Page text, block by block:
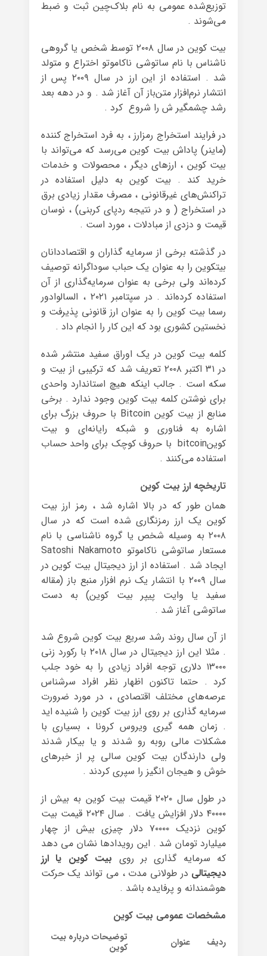
توزیع‌شده عمومی به نام بلاک‌چین ثبت و ضبط
می‌شوند .
بیت کوین در سال ۲۰۰۸ توسط شخص یا گروهی
ناشناس با نام ساتوشی ناکاموتو اختراع و متولد
شد . استفاده از این ارز در سال ۲۰۰۹ پس از
انتشار نرم‌افزار متن‌باز آن آغاز شد . و در دهه بعد
رشد چشمگیر ش را شروع کرد .
در فرایند استخراج رمزارز ، به فرد استخراج کننده
(ماینر) پاداش بیت کوین می‌رسد که می‌تواند با
بیت کوین ، ارزهای دیگر ، محصولات و خدمات
خرید کند . بیت کوین به دلیل استفاده در
تراکنش‌های غیرقانونی ، مصرف مقدار زیادی برق
در استخراج ( و در نتیجه ردپای کربنی) ، نوسان
قیمت و دزدی از مبادلات ، مورد ‌است .
در گذشته برخی از سرمایه گذاران و اقتصاددانان
بیتکوین را به عنوان یک حباب سوداگرانه توصیف
کرده‌اند ولی برخی به عنوان سرمایه‌گذاری از آن
استفاده کرده‌اند . در سپتامبر ۲۰۲۱ ، السالوادور
رسما بیت کوین را به عنوان ارز قانونی پذیرفت و
نخستین کشوری بود که این کار را انجام داد .
کلمه بیت کوین در یک اوراق سفید منتشر شده
در ۳۱ اکتبر ۲۰۰۸ تعریف شد که ترکیبی از بیت و
سکه است . جالب اینکه هیچ استاندارد واحدی
برای نوشتن کلمه بیت کوین وجود ندارد . برخی
منابع از بیت کوین Bitcoin با حروف بزرگ برای
اشاره به فناوری و شبکه رایانه‌ای و بیت
کوینbitcoin با حروف کوچک برای واحد حساب
استفاده می‌کنند .
تاریخچه ارز بیت کوین
همان طور که در بالا اشاره شد ، رمز ارز بیت
کوین یک ارز رمزنگاری شده است که در سال
۲۰۰۸ به وسیله شخص یا گروه ناشناسی با نام
مستعار ساتوشی ناکاموتو Satoshi Nakamoto
ایجاد شد . استفاده از ارز دیجیتال بیت کوین در
سال ۲۰۰۹ با انتشار یک نرم‌ افزار منبع باز (مقاله
سفید یا وایت پیپر بیت کوین) به دست
ساتوشی آغاز شد .
از آن سال روند رشد سریع بیت کوین شروع شد
. مثلا این ارز دیجیتال در سال ۲۰۱۸ با رکورد زنی
۱۳۰۰۰ دلاری توجه افراد زیادی را به خود جلب
کرد . حتما تاکنون اظهار نظر افراد سرشناس
عرصه‌های مختلف اقتصادی ، در مورد ضرورت
سرمایه ‌گذاری بر روی ارز بیت کوین را شنیده ‌اید
. زمان همه گیری ویروس کرونا ، بسیاری با
مشکلات مالی روبه رو شدند و یا بیکار شدند
ولی دارندگان بیت کوین سالی پر از خبرهای
خوش و هیجان ‌انگیز را سپری کردند .
در طول سال ۲۰۲۰ قیمت بیت کوین به بیش از
۴۰۰۰۰ دلار افزایش یافت . سال ۲۰۲۴ قیمت بیت
کوین نزدیک ۷۰۰۰۰ دلار چیزی بیش از چهار
میلیارد تومان شد . این رویدادها نشان می ‌دهد
که سرمایه ‌گذاری بر روی بیت کوین یا ارز
دیجیتالی در طولانی مدت ، می ‌تواند یک حرکت
هوشمندانه و پرفایده باشد .
مشخصات عمومی بیت کوین
ردیف عنوان توضیحات درباره بیت
کوین